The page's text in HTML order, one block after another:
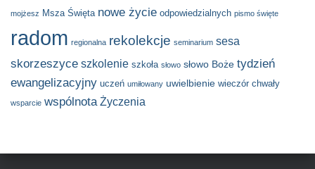
mojżesz Msza Święta nowe życie odpowiedzialnych pismo święte
radom regionalna rekolekcje seminarium sesa
skorzeszyce szkolenie szkoła słowo słowo Boże tydzień
ewangelizacyjny uczeń umiłowany uwielbienie wieczór chwały
wsparcie wspólnota Życzenia